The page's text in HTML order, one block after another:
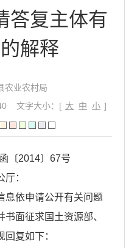
答复主体有
解释
农业农村局
文字大小：[ 大 中 小 ]
〔2014〕67号
：
息依申请公开有关问题
面征求国土资源部、
复如下：